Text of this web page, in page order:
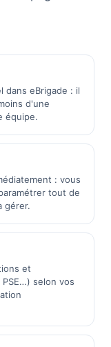
dans eBrigade : il
d'une
équipe.
: vous
tout de
gérer.
et
PSE…) selon vos